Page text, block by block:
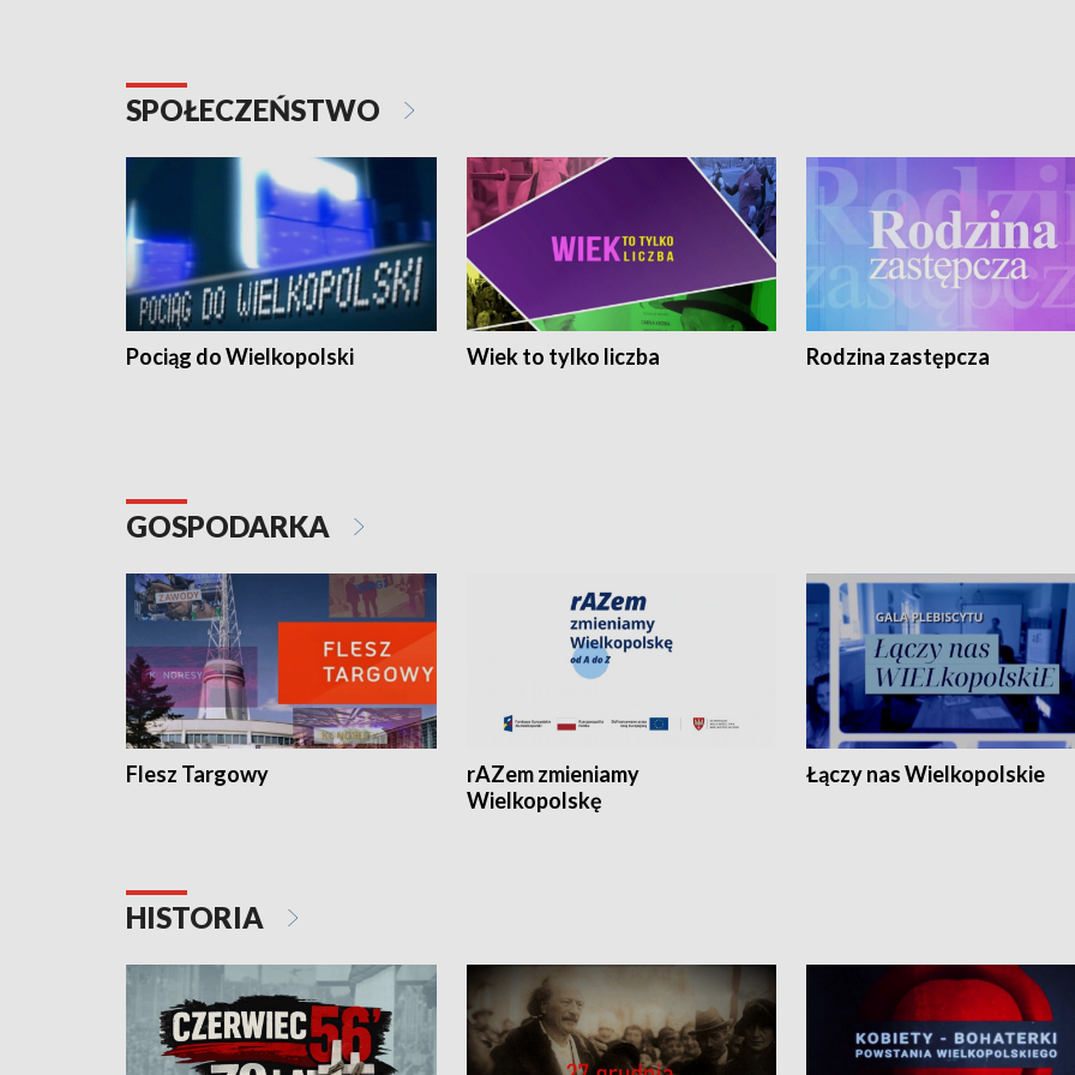
SPOŁECZEŃSTWO
Pociąg do Wielkopolski Wiek to tylko liczba Rodzina zastępcza
GOSPODARKA
Flesz Targowy
rAZem zmieniamy
Wielkopolskę
Łączy nas Wielkopolskie
HISTORIA